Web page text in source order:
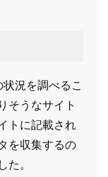
況を調べるこ
そうなサイト
トに記載され
を収集するの
た。